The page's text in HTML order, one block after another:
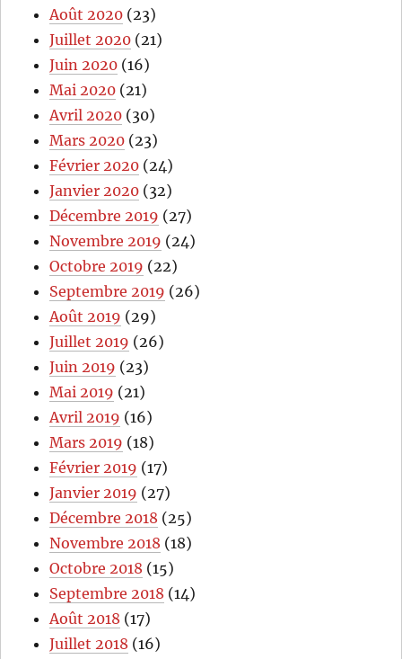
Août 2020 (23)
Juillet 2020 (21)
Juin 2020 (16)
Mai 2020 (21)
Avril 2020 (30)
Mars 2020 (23)
Février 2020 (24)
Janvier 2020 (32)
Décembre 2019 (27)
Novembre 2019 (24)
Octobre 2019 (22)
Septembre 2019 (26)
Août 2019 (29)
Juillet 2019 (26)
Juin 2019 (23)
Mai 2019 (21)
Avril 2019 (16)
Mars 2019 (18)
Février 2019 (17)
Janvier 2019 (27)
Décembre 2018 (25)
Novembre 2018 (18)
Octobre 2018 (15)
Septembre 2018 (14)
Août 2018 (17)
Juillet 2018 (16)